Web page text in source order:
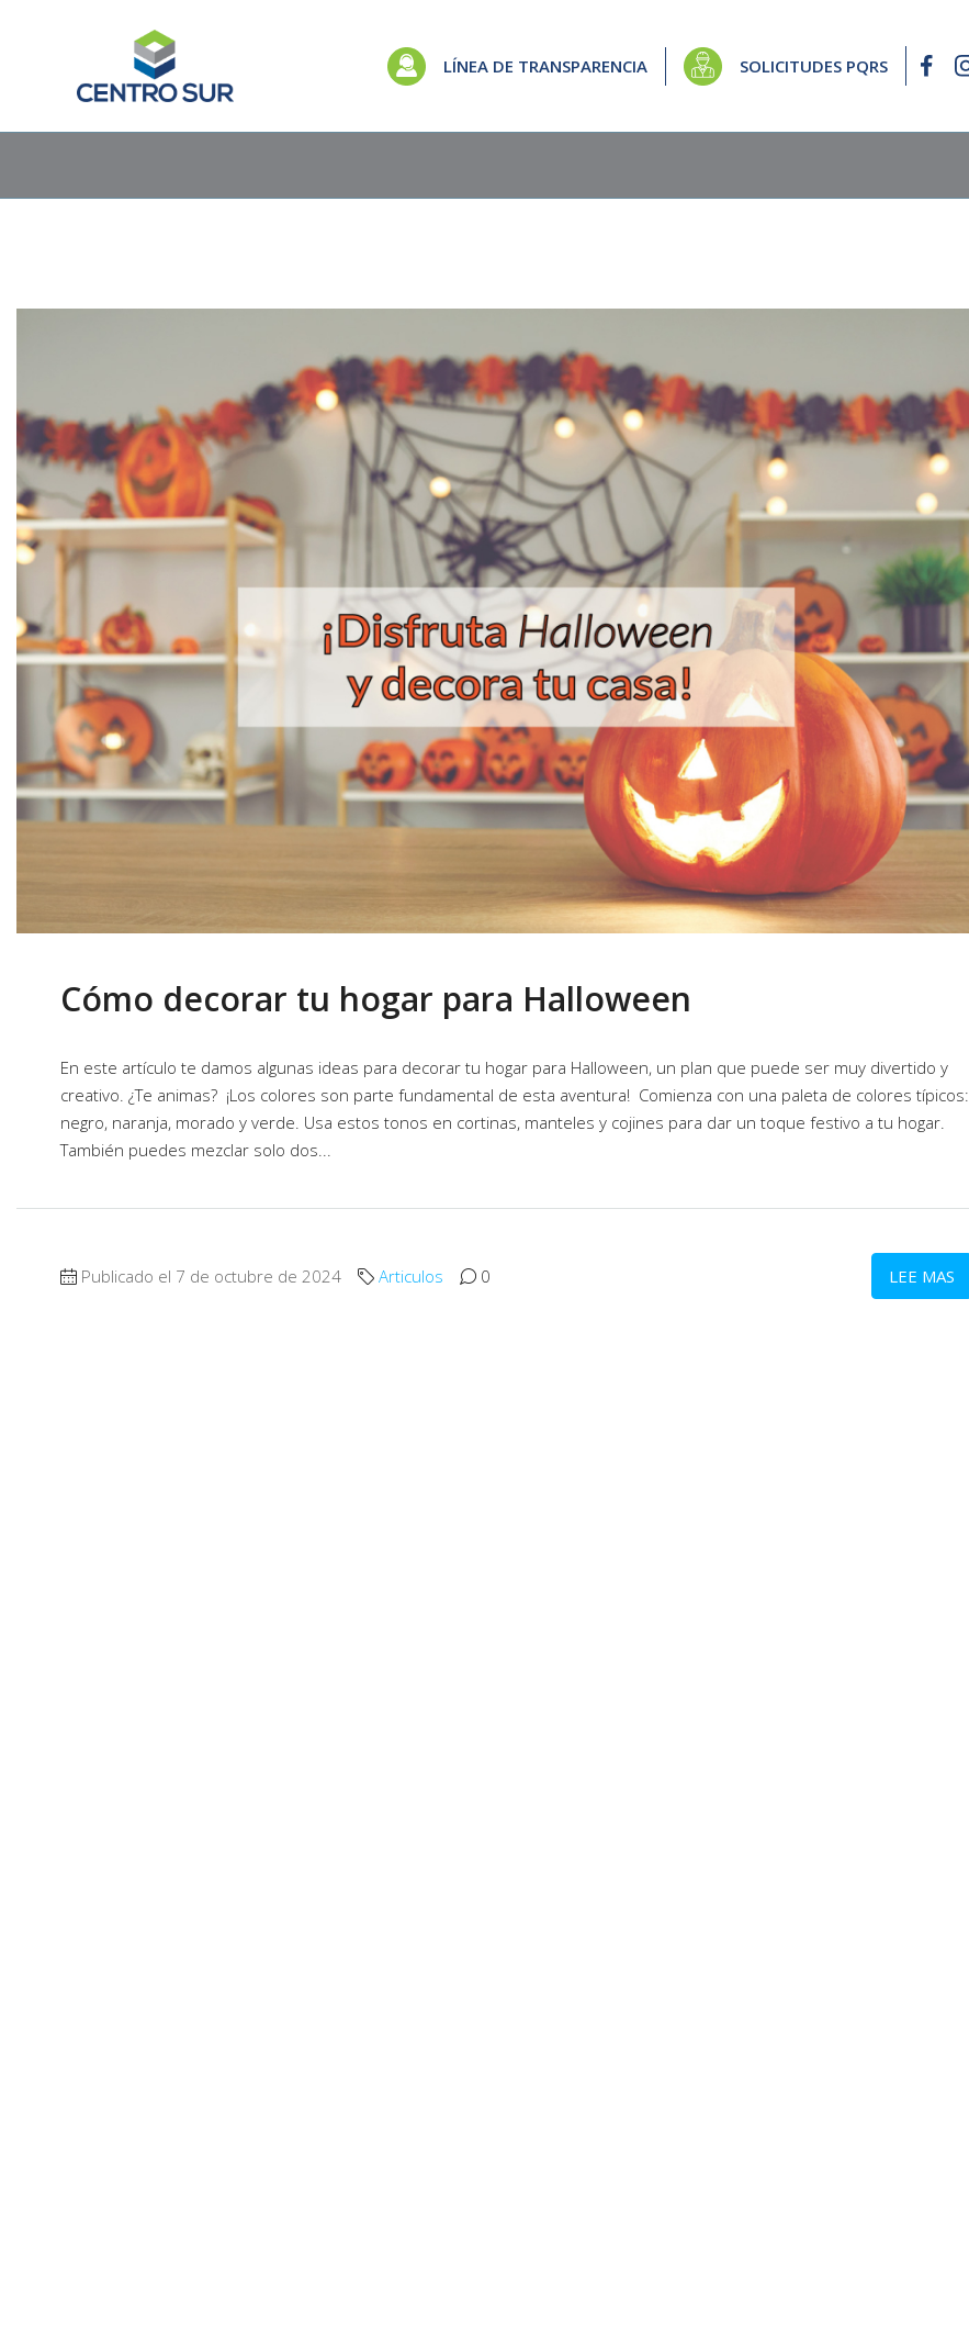
LÍNEA DE TRANSPARENCIA SOLICITUDES PQRS
Cómo decorar tu hogar para Halloween
En este artículo te damos algunas ideas para decorar tu hogar para Halloween, un plan que puede ser muy divertido y
creativo. ¿Te animas? ¡Los colores son parte fundamental de esta aventura! Comienza con una paleta de colores típicos:
negro, naranja, morado y verde. Usa estos tonos en cortinas, manteles y cojines para dar un toque festivo a tu hogar.
También puedes mezclar solo dos...
Publicado el 7 de octubre de 2024 Articulos 0 LEE MAS